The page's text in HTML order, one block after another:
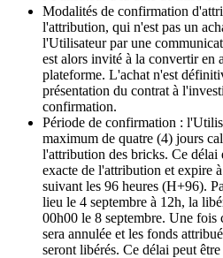
Modalités de confirmation
l'attribution, qui n'est pas un
l'Utilisateur par une
est alors invité à la convertir en
plateforme. L'achat n'est
présentation du contrat à
confirmation.
Période de confirmation :
maximum de quatre (4) jours
l'attribution des bricks. Ce délai
exacte de l'attribution et expire
suivant les 96 heures (H+96).
lieu le 4 septembre à 12h, la
00h00 le 8 septembre. Une fois
sera annulée et les fonds
seront libérés. Ce délai peut